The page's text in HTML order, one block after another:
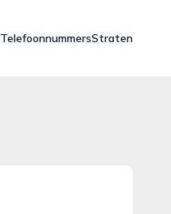
TelefoonnummersStraten